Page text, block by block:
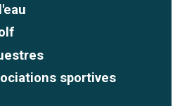
sportives